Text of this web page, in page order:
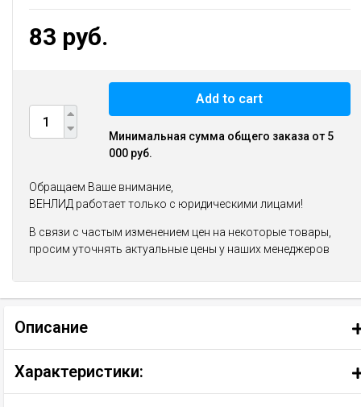
83 руб.
Add to cart
Минимальная сумма общего заказа от 5
000 руб.
Обращаем Ваше внимание,
ВЕНЛИД работает только с юридическими лицами!
В связи с частым изменением цен на некоторые товары,
просим уточнять актуальные цены у наших менеджеров
Описание
Характеристики: